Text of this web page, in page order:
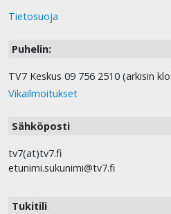
Tietosuoja
Puhelin:
TV7 Keskus 09 756 2510 (arkisin
Vikailmoitukset
Sähköposti
tv7(at)tv7.fi
etunimi.sukunimi@tv7.fi
Tukitili